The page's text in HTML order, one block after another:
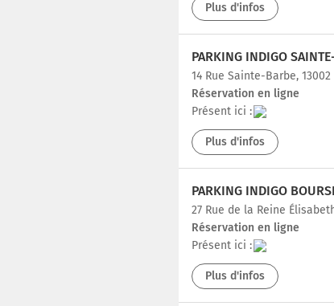
Plus d'infos
PARKING INDIGO
14 Rue Sainte-Barbe,
Réservation en ligne
Présent ici :
Plus d'infos
27 Rue de la Reine
Réservation en ligne
Présent ici :
Plus d'infos